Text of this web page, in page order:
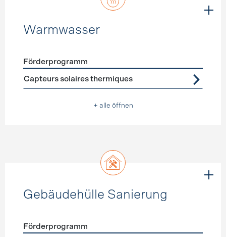
Warmwasser
Förderprogramme Warmwasser
Förderprogramm
Capteurs solaires thermiques
+ alle öffnen
Gebäudehülle Sanierung
Förderprogramm